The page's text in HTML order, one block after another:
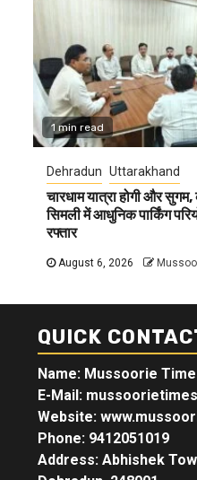
1 min read
Dehradun Uttarakhand
चारधाम यात्रा होगी और
सिमली में आधुनिक पार्किंग
रफ्तार
August 6, 2026
QUICK
Name: Mussoorie
E-Mail:
Website:
Phone: 9412051019
Address: Abhishek